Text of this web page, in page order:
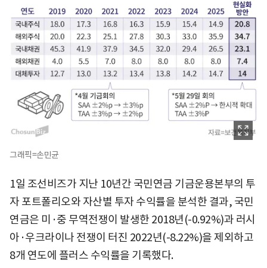
그래픽=손민균
1일 조선비즈가 지난 10년간 국민연금 기금운용본부의 투
자 포트폴리오와 자산별 투자 수익률을 분석한 결과, 국민
연금은 미·중 무역전쟁이 발생한 2018년(-0.92%)과 러시
아·우크라이나 전쟁이 터진 2022년(-8.22%)을 제외하고
8개 연도에 플러스 수익률을 기록했다.